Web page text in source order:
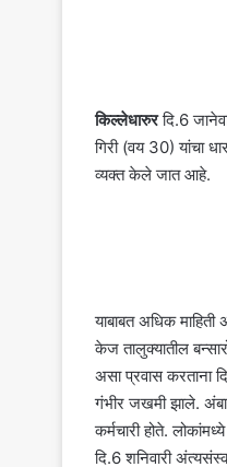
किल्लेधारुरदि.6
गिरी (वय 30) यांचा
व्यक्त केले जात आहे.
याबाबत अधिक
केज तालुक्यातील
असा प्रवास करताना
गंभीर जखमी झाले.
कर्मचारी होते.
दि.6 शनिवारी